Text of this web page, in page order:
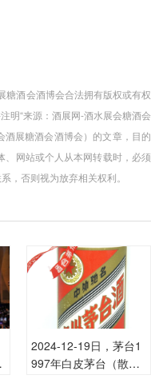
糖酒会酒博会合法拥有版权或有权
明“来源：酒展网-酒水展会糖酒会
展糖酒会酒博会）的文章，目的
网站或个人从本网转载时，必须
，否则视为放弃相关权利。
2024-12-19日，茅台1
997年白皮茅台（散）5